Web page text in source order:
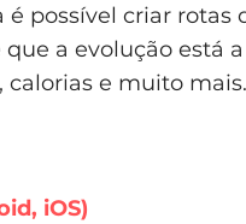
é possível criar
a evolução está
e muito mais.
iOS)